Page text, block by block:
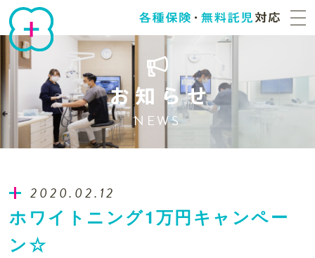
NEWS
2020.02.12
ホワイトニング1万円キャンペー
ン☆